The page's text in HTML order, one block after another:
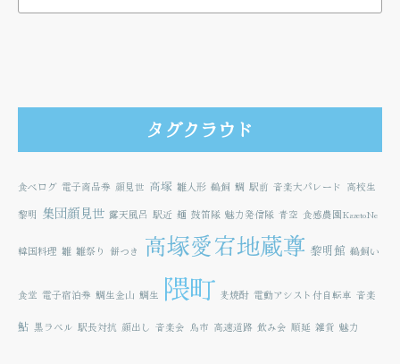
タグクラウド
食べログ 電子商品券 顔見世 高塚 雛人形 鵜飼 鯛 駅前 音楽大パレード 高校生
黎明 集団顔見世 露天風呂 駅近 麺 鼓笛隊 魅力発信隊 青空 食感農園KazetoNe
韓国料理 雛 雛祭り 餅つき 高塚愛宕地蔵尊 黎明館 鵜飼い
食堂 電子宿泊券 鯛生金山 鯛生 隈町 麦焼酎 電動アシスト付自転車 音楽
鮎 黒ラベル 駅長対抗 顔出し 音楽会 鳥市 高速道路 飲み会 順延 雑貨 魅力